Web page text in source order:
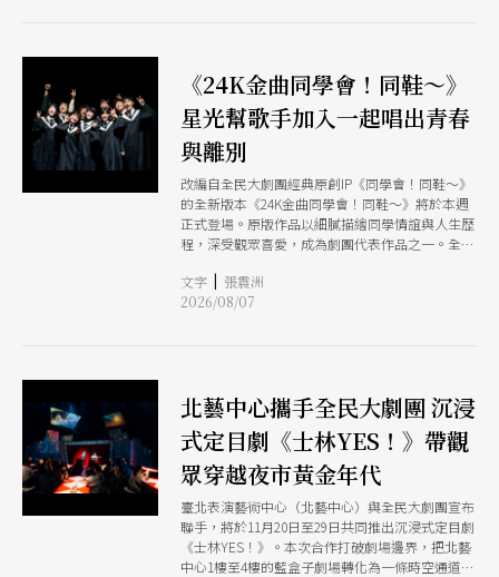
著哪裡好笑往哪裡衝去。多年前，謝念祖從劇場到
跑道綜藝節目，接著成立了自己的團隊「全民大劇
團」，捕風捉影社會中的議題時事，任何嚴肅的想
法，被他相中以後，都是喜劇。 比方說《當岳母
刺字時，媳婦是不贊成的》講的是婆媳交惡問題，
卻能被讓全場讓樂得笑中有淚；《最後一封情書》
講述安寧療護，哇，這夠沉重了吧？然他精心安
排，使故事中間殺出叔姪聯手詐騙遺產的情節，荒
謬非常；就連在疫情中誕生的《仁愛路六號》亦
然。 還嫌故事太離奇？現實的荒唐事更多 《仁愛
路六號》本由公家機關委託製作，要求與國父紀念
館之地利位置扣緊密扣合，「邀請的契機，就是因
《24K金曲同學會！同鞋～》
星光幫歌手加入一起唱出青春
與離別
改編自全民大劇團經典原創IP《同學會！同鞋～》
的全新版本《24K金曲同學會！同鞋～》將於本週
正式登場。原版作品以細膩描繪同學情誼與人生歷
程，深受觀眾喜愛，成為劇團代表作品之一。全新
跨不同年代的華語經典流行歌曲重新編織劇情，包
括〈萍聚〉〈祝福〉〈乾杯〉〈至少還有你〉〈幸
呂紹齊及林斌共同主演，以音樂與戲劇交織出一場
橫跨60年的人生旅程。
文字 | 張震洲
2026/08/07
北藝中心攜手全民大劇團 沉浸
式定目劇《士林YES！》帶觀
眾穿越夜市黃金年代
臺北表演藝術中心（北藝中心）與全民大劇團宣布
聯手，將於11月20日至29日共同推出沉浸式定目劇
《士林YES！》。本次合作打破劇場邊界，把北藝
中心1樓至4樓的藍盒子劇場轉化為一條時空通道，